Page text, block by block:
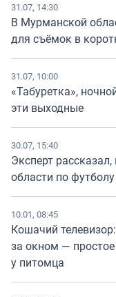
31.07, 14:30
В Мурманской
для съёмок в
31.07, 10:00
«Табуретка»,
эти выходные
30.07, 15:40
Эксперт
области по
10.01, 08:45
Кошачий
за окном — простое
у питомца